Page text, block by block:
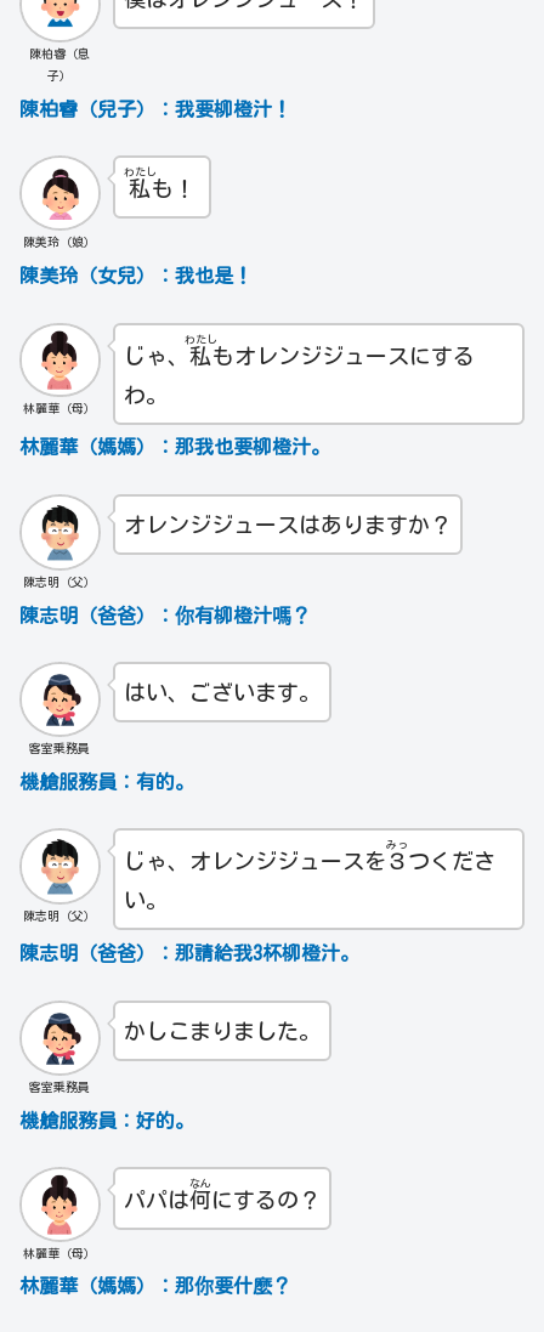
陳柏睿（息
子）
陳柏睿（兒子）：我要柳橙汁！
陳美玲（娘）
私
わたし
も！
陳美玲（女兒）：我也是！
林麗華（母）
じゃ、 私
わたし
もオレンジジュースにする
わ。
林麗華（媽媽）：那我也要柳橙汁。
陳志明（父）
オレンジジュースはありますか？
陳志明（爸爸）：你有柳橙汁嗎？
客室乗務員
はい、ございます。
機艙服務員：有的。
陳志明（父）
じゃ、オレンジジュースを ３
みっ
つくださ
い。
陳志明（爸爸）：那請給我3杯柳橙汁。
客室乗務員
かしこまりました。
機艙服務員：好的。
林麗華（母）
パパは何
なん
にするの？
林麗華（媽媽）：那你要什麼？